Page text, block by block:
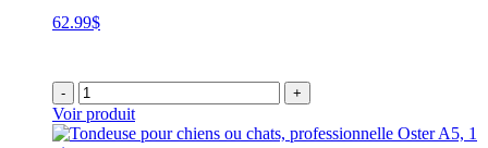
62.99$
- +
Voir produit